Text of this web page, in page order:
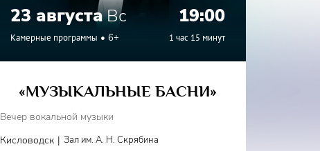
23 августаВс 19:00
Камерные программы 6+ 1 час 15 минут
«МУЗЫКАЛЬНЫЕ БАСНИ»
Вечер вокальной музыки
Кисловодск | Зал им. А. Н. Скрябина